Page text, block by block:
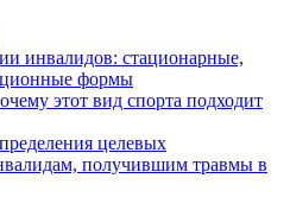
инвалидов: стационарные,
формы
этот вид спорта подходит
целевых
получившим травмы в